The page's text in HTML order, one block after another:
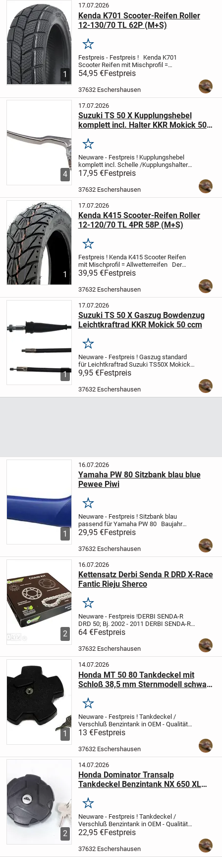
1
17.07.2026
Kenda K701 Scooter-Reifen Roller
12-130/70 TL 62P (M+S)
Merken
Festpreis - Festpreis !
Kenda K701
Scooter Reifen mit Mischprofil =
Allwetterreifen Ersetzt bestens Ihren
originalen Roller-Reifen.
schlechten Wetterverhältnissen guten...
54,95 €Festpreis
37632 Eschershausen
4
17.07.2026
Suzuki TS 50 X Kupplungshebel
komplett incl. Halter KKR Mokick 50
Merken
Neuware - Festpreis ! Kupplungshebel
komplett incl. Schelle /Kupplungshalter
Standard für Leichtkraftrad Suzuki TS50X
Mokick Kleinkraftrad
KupplungshebelKupplungshebel Halter...
17,95 €Festpreis
37632 Eschershausen
1
17.07.2026
Kenda K415 Scooter-Reifen Roller
12-120/70 TL 4PR 58P (M+S)
Merken
Festpreis ! Kenda K415 Scooter Reifen
mit Mischprofil = Allwetterreifen
Der
K415 ersetzt bestens Ihren originalen
Er bietet auch bei
schlechten Wetterverhältnissen guten
39,95 €Festpreis
37632 Eschershausen
1
17.07.2026
Suzuki TS 50 X Gaszug Bowdenzug
Leichtkraftrad KKR Mokick 50 ccm
Merken
Neuware - Festpreis ! Gaszug standard
für Leichtkraftrad Suzuki TS50X Mokick
KleinkraftradOEM: 58300-13650
Versandkosten: 4,00 €
BIBV_RW7018
9,95 €Festpreis
37632 Eschershausen
1
16.07.2026
Yamaha PW 80 Sitzbank blau blue
Pewee Piwi
Merken
Neuware - Festpreis !Sitzbank blau
passend für Yamaha PW 80
Baujahr
1986 bis 2011Lieferumfang:
Sitzbank komplett mit Bezug gemäss
FotoNur in blau lieferbar !
29,95 €Festpreis
37632 Eschershausen
2
16.07.2026
Kettensatz Derbi Senda R DRD X-Race
Fantic Rieju Sherco
Merken
Neuware - Festpreis !DERBI SENDA-R
DRD 50; Bj. 2002 - 2011 DERBI SENDA-R
50; Bj. 2000 - 2002
50; 2006-2008
Zahnrad 53 Zähne Kettenglieder 130 / 134
64 €Festpreis
37632 Eschershausen
1
14.07.2026
Honda MT 50 80 Tankdeckel mit
Schloß 38,5 mm Sternmodell schwarz
Merken
Neuware - Festpreis !Tankdeckel /
Verschluß Benzintank in OEM - Qualität
Passend für Honda MT 50 80 ccm
38,5 mm Durchmesser werden am
Stutzen gemessen, ragt in den Tank - bitte
einmal mit dem...
13 €Festpreis
37632 Eschershausen
2
14.07.2026
Honda Dominator Transalp
Tankdeckel Benzintank NX 650 XL
Merken
Neuware - Festpreis ! Tankdeckel /
Verschluß Benzintank in OEM - Qualität
Passend für HondaNX 650 DOMINATOR
(RD08) 1995 - 1999
2 (RD02) 1990XL 600 V TRANSALP
(PD06) 1989 -...
22,95 €Festpreis
37632 Eschershausen